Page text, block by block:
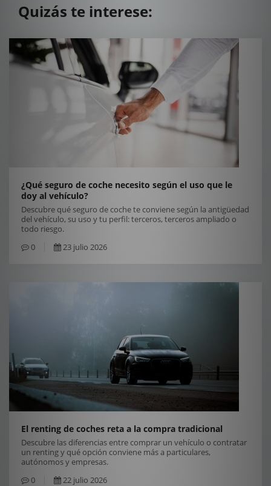
Quizás te interese:
¿Qué seguro de coche necesito según el uso que le
doy al vehículo?
Descubre qué seguro de coche te conviene según la antigüedad
del vehículo, su uso y tu perfil: terceros, terceros ampliado o
todo riesgo.
0
23 julio 2026
El renting de coches reta a la compra tradicional
Descubre las diferencias entre comprar un vehículo o contratar
un renting y qué opción conviene más a particulares,
autónomos y empresas.
0
22 julio 2026